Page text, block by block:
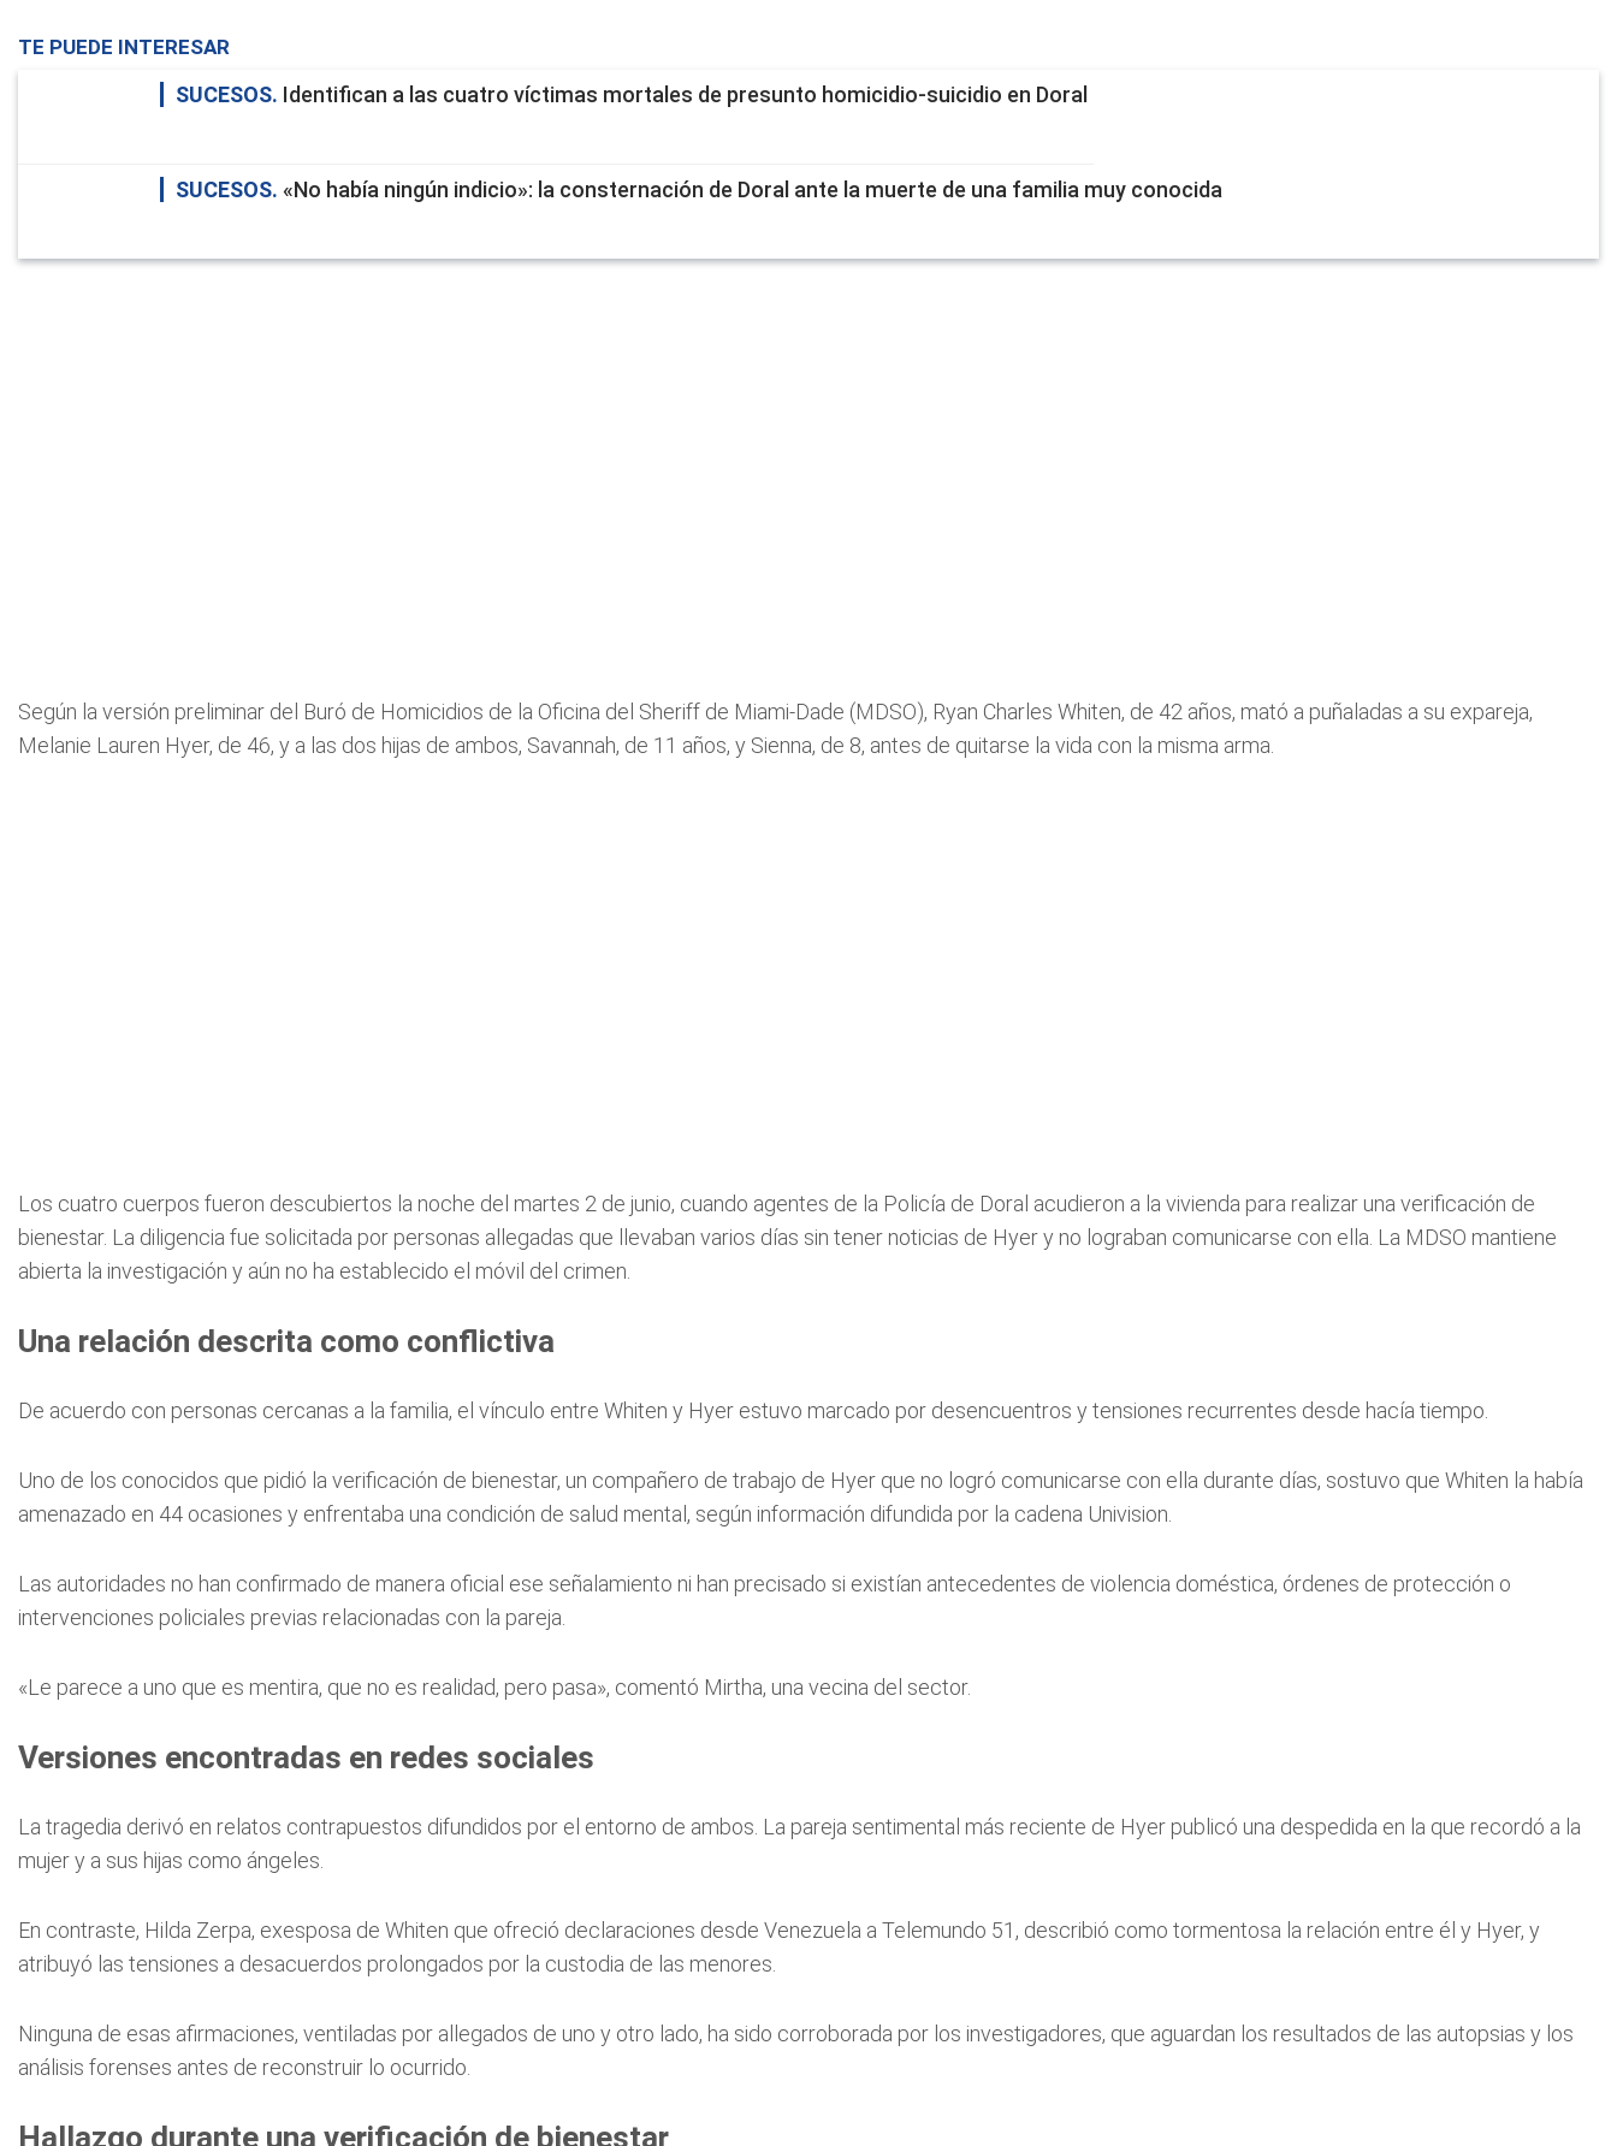
TE PUEDE INTERESAR
SUCESOS Identifican a las cuatro víctimas mortales de presunto homicidio-suicidio en Doral
SUCESOS «No había ningún indicio»: la consternación de Doral ante la muerte de una familia muy conocida
Según la versión preliminar del Buró de Homicidios de la Oficina del Sheriff de Miami-Dade (MDSO), Ryan Charles Whiten, de 42 años, mató a puñaladas a su expareja,
Melanie Lauren Hyer, de 46, y a las dos hijas de ambos, Savannah, de 11 años, y Sienna, de 8, antes de quitarse la vida con la misma arma.
Los cuatro cuerpos fueron descubiertos la noche del martes 2 de junio, cuando agentes de la Policía de Doral acudieron a la vivienda para realizar una verificación de
bienestar. La diligencia fue solicitada por personas allegadas que llevaban varios días sin tener noticias de Hyer y no lograban comunicarse con ella. La MDSO mantiene
abierta la investigación y aún no ha establecido el móvil del crimen.
Una relación descrita como conflictiva
De acuerdo con personas cercanas a la familia, el vínculo entre Whiten y Hyer estuvo marcado por desencuentros y tensiones recurrentes desde hacía tiempo.
Uno de los conocidos que pidió la verificación de bienestar, un compañero de trabajo de Hyer que no logró comunicarse con ella durante días, sostuvo que Whiten la había
amenazado en 44 ocasiones y enfrentaba una condición de salud mental, según información difundida por la cadena Univision.
Las autoridades no han confirmado de manera oficial ese señalamiento ni han precisado si existían antecedentes de violencia doméstica, órdenes de protección o
intervenciones policiales previas relacionadas con la pareja.
«Le parece a uno que es mentira, que no es realidad, pero pasa», comentó Mirtha, una vecina del sector.
Versiones encontradas en redes sociales
La tragedia derivó en relatos contrapuestos difundidos por el entorno de ambos. La pareja sentimental más reciente de Hyer publicó una despedida en la que recordó a la
mujer y a sus hijas como ángeles.
En contraste, Hilda Zerpa, exesposa de Whiten que ofreció declaraciones desde Venezuela a Telemundo 51, describió como tormentosa la relación entre él y Hyer, y
atribuyó las tensiones a desacuerdos prolongados por la custodia de las menores.
Ninguna de esas afirmaciones, ventiladas por allegados de uno y otro lado, ha sido corroborada por los investigadores, que aguardan los resultados de las autopsias y los
análisis forenses antes de reconstruir lo ocurrido.
Hallazgo durante una verificación de bienestar